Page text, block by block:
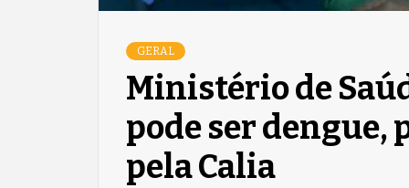
GERAL
Ministério de
pode ser dengue,
pela Calia